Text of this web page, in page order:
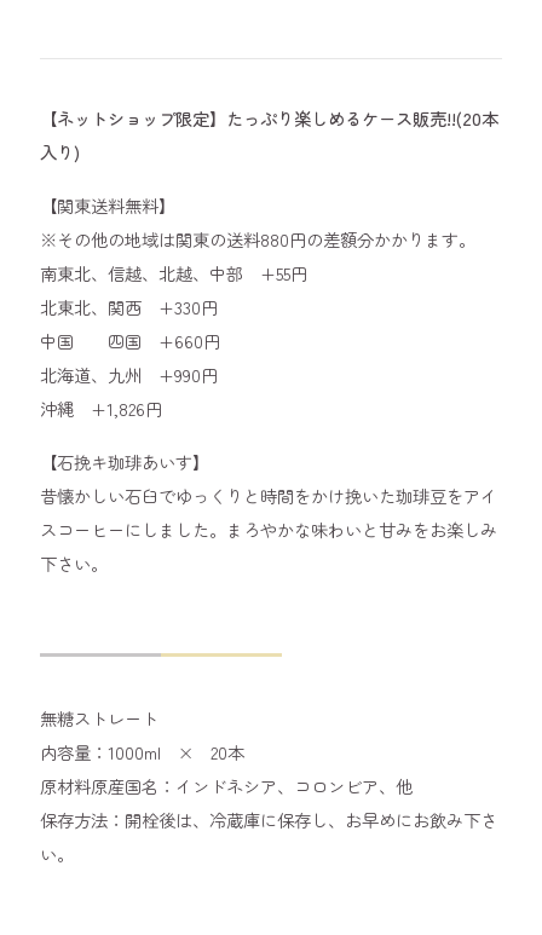
【ネットショップ限定】たっぷり楽しめるケース販売!!(20本
入り)
【関東送料無料】
※その他の地域は関東の送料880円の差額分かかります。
南東北、信越、北越、中部 +55円
北東北、関西 +330円
中国 四国 +660円
北海道、九州 +990円
沖縄 +1,826円
【石挽キ珈琲あいす】
昔懐かしい石臼でゆっくりと時間をかけ挽いた珈琲豆をアイ
スコーヒーにしました。まろやかな味わいと甘みをお楽しみ
下さい。
無糖ストレート
内容量：1000ml × 20本
原材料原産国名：インドネシア、コロンビア、他
保存方法：開栓後は、冷蔵庫に保存し、お早めにお飲み下さ
い。